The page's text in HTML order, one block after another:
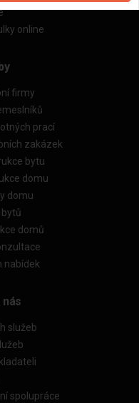
online
firmy
prací
zakázek
bytu
domu
domu
domů
nabídek
nás
služeb
spolupráce